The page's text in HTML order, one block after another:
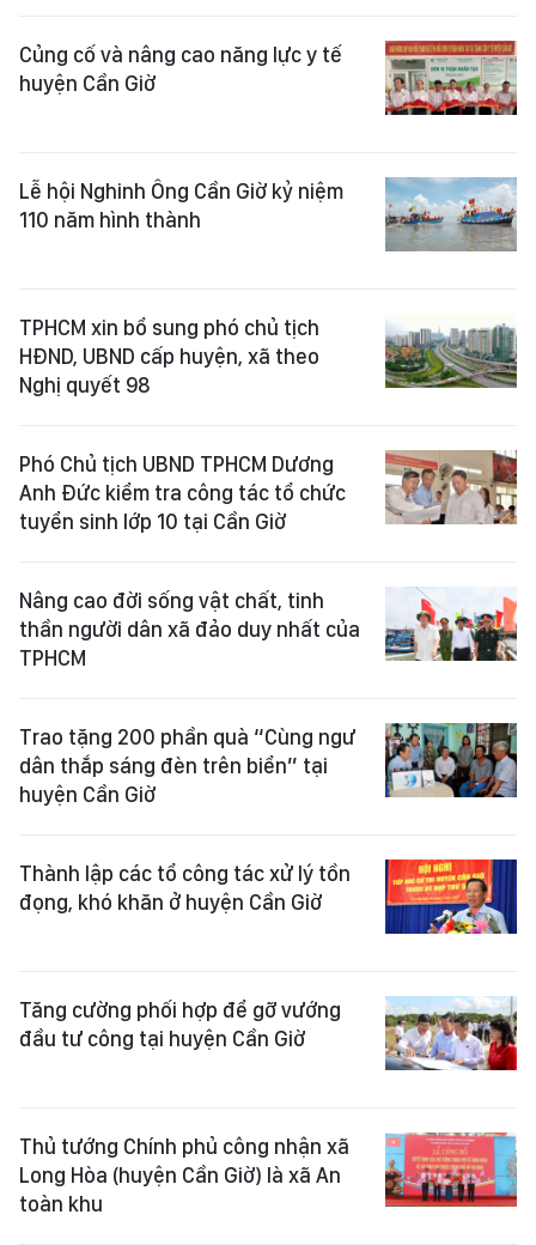
Củng cố và nâng cao năng lực y tế
huyện Cần Giờ
Lễ hội Nghinh Ông Cần Giờ kỷ niệm
110 năm hình thành
TPHCM xin bổ sung phó chủ tịch
HĐND, UBND cấp huyện, xã theo
Nghị quyết 98
Phó Chủ tịch UBND TPHCM Dương
Anh Đức kiểm tra công tác tổ chức
tuyển sinh lớp 10 tại Cần Giờ
Nâng cao đời sống vật chất, tinh
thần người dân xã đảo duy nhất của
TPHCM
Trao tặng 200 phần quà “Cùng ngư
dân thắp sáng đèn trên biển” tại
huyện Cần Giờ
Thành lập các tổ công tác xử lý tồn
đọng, khó khăn ở huyện Cần Giờ
Tăng cường phối hợp để gỡ vướng
đầu tư công tại huyện Cần Giờ
Thủ tướng Chính phủ công nhận xã
Long Hòa (huyện Cần Giờ) là xã An
toàn khu